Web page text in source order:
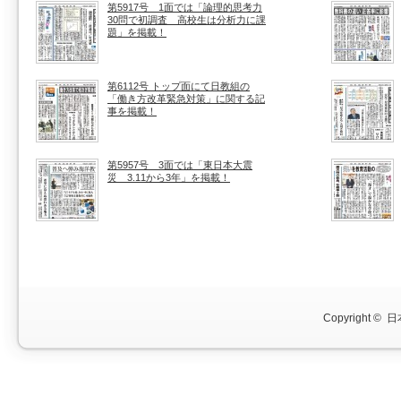
第5917号 1面では「論理的思考力
30問で初調査 高校生は分析力に課
題」を掲載！
第6112号 トップ面にて日教組の
「働き方改革緊急対策」に関する記
事を掲載！
第5957号 3面では「東日本大震
災 3.11から3年」を掲載！
Copyright © 日